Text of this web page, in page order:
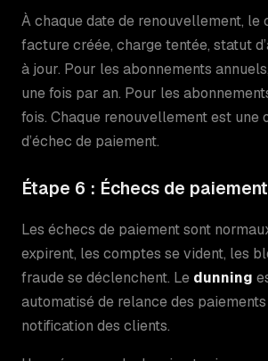
À chaque date de renouvellement, le
facture créée, charge tentée, statut
à jour. Pour les abonnements
une fois par an. Pour les
fois. Chaque renouvellement est une
d’échec de paiement.
Étape 6 : Échecs de
Les échecs de paiement sont
expirent, les comptes se vident, les
fraude se déclenchent. Le dunning
automatisé de relance des
notification des clients.